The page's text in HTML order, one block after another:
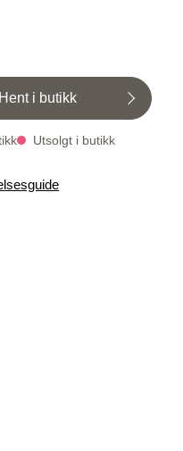
i butikk
Utsolgt i butikk